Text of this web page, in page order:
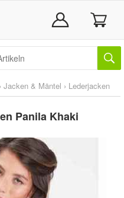
› Jacken & Mäntel › Lederjacken
Panila Khaki